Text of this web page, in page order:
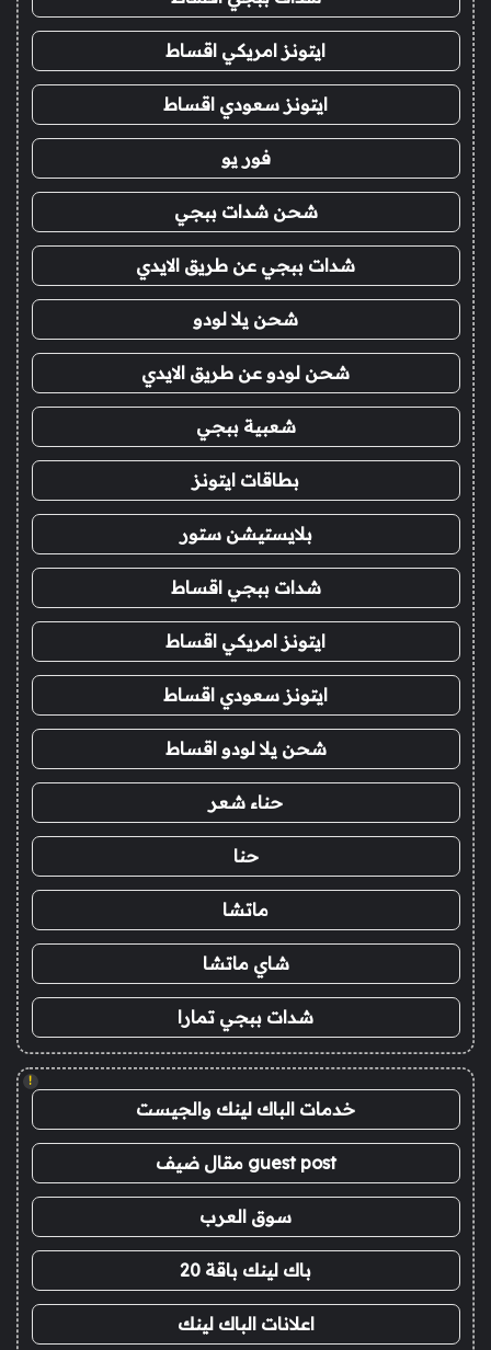
ايتونز امريكي اقساط
ايتونز سعودي اقساط
فور يو
شحن شدات ببجي
شدات ببجي عن طريق الايدي
شحن يلا لودو
شحن لودو عن طريق الايدي
شعبية ببجي
بطاقات ايتونز
بلايستيشن ستور
شدات ببجي اقساط
ايتونز امريكي اقساط
ايتونز سعودي اقساط
شحن يلا لودو اقساط
حناء شعر
حنا
ماتشا
شاي ماتشا
شدات ببجي تمارا
!
خدمات الباك لينك والجيست
guest post مقال ضيف
سوق العرب
باك لينك باقة 20
اعلانات الباك لينك